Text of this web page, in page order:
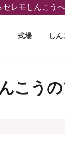
セレモしんこうへ
式場 しん
こう